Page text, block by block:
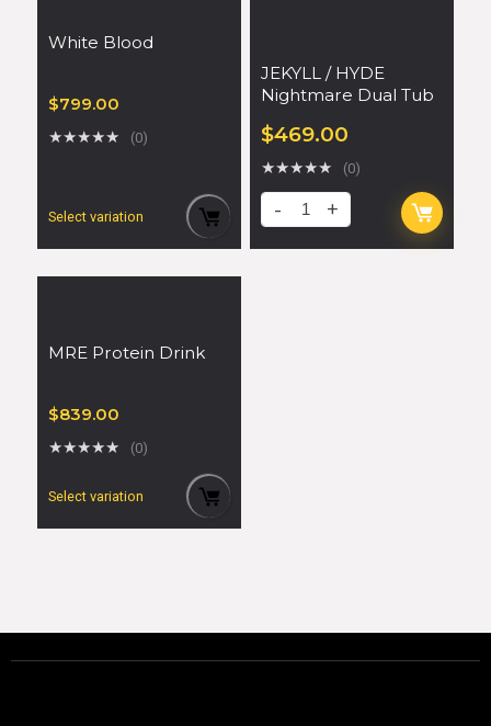
White Blood
$799.00
★★★★★ (0)
Select variation
JEKYLL / HYDE
Nightmare Dual Tub
$469.00
★★★★★ (0)
MRE Protein Drink
$839.00
★★★★★ (0)
Select variation